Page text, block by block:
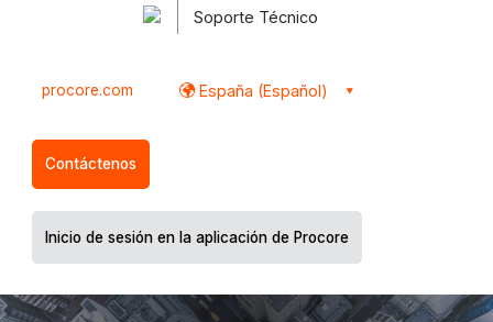
Soporte Técnico
procore.com España (Español)
Contáctenos
Inicio de sesión en la aplicación de Procore